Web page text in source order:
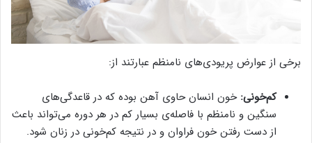
برخی از عوارض پریودی‌های نامنظم عبارتند از:
کم‌خونی:خون انسان حاوی آهن بوده که در قاعدگی‌های
سنگین و نامنظم با فاصله‌ی بسیار کم در هر دوره می‌تواند باعث
از دست رفتن خون فراوان و در نتیجه کم‌خونی در زنان شود.